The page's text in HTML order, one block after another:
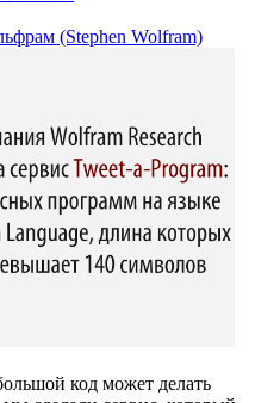
(Stephen Wolfram)
код может делать